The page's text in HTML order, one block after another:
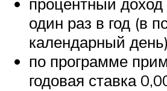
один раз в год (в
календарный
по программе
годовая ставка